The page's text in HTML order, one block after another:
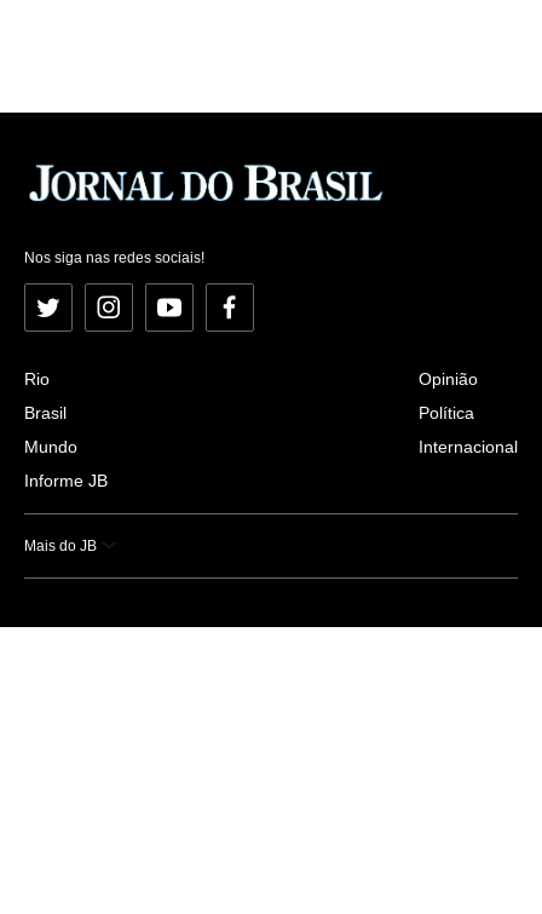
Nos siga nas redes sociais!
Twitter InstagramYouTubeFacebook
Rio
Brasil
Mundo
Informe JB
Opinião
Política
Internacional
Mais do JB
Esportes